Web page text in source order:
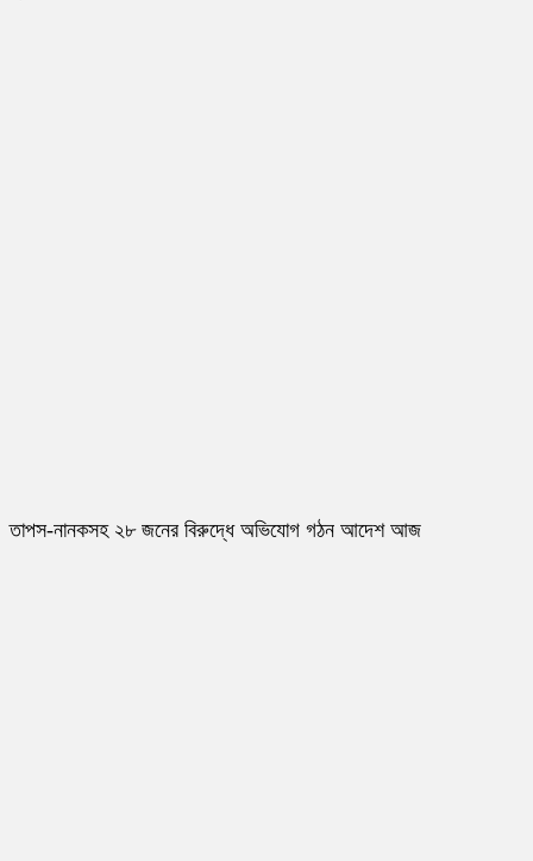
তাপস-নানকসহ ২৮ জনের বিরুদ্ধে অভিযোগ গঠন আদেশ আজ